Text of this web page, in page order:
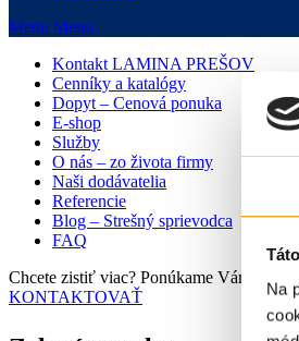
Na
Menu Menu
Kontakt LAMINA PREŠOV
Cenníky a katalógy
Dopyt – Cenová ponuka
E-shop
Služby
O nás – zo života firmy
Naši dodávatelia
Referencie
Blog – Strešný sprievodca
FAQ
Chcete zistiť viac? Ponúkame Vám
KONTAKTOVAŤ